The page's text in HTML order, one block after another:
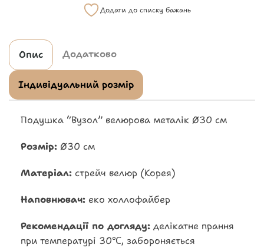
Додати до списку бажань
Опис Додатково
Індивідуальний розмір
Подушка “Вузол” велюрова металік Ø30 см
Розмір: Ø30 см
Матеріал: стрейч велюр (Корея)
Наповнювач: еко холлофайбер
Рекомендації по догляду: делікатне прання
при температурі 30℃, забороняється